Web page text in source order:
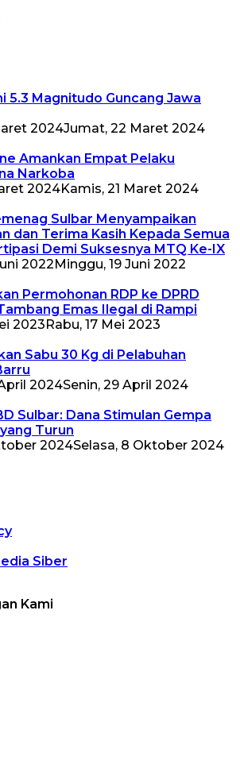
5.3 Magnitudo Guncang Jawa
2024Jumat, 22 Maret 2024
Amankan Empat Pelaku
Narkoba
2024Kamis, 21 Maret 2024
Sulbar Menyampaikan
dan Terima Kasih Kepada Semua
Demi Suksesnya MTQ Ke-IX
2022 Minggu, 19 Juni 2022
Permohonan RDP ke DPRD
Emas Ilegal di Rampi
2023 Rabu, 17 Mei 2023
Sabu 30 Kg di Pelabuhan
2024Senin, 29 April 2024
Sulbar: Dana Stimulan Gempa
Turun
2024Selasa, 8 Oktober 2024
Siber
Kami